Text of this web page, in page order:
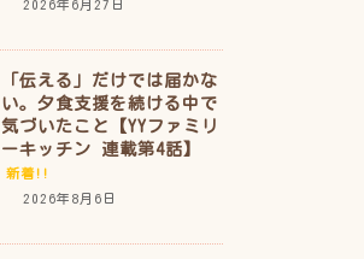
2026年6月27日
「伝える」だけでは届かな
い。夕食支援を続ける中で
気づいたこと【YYファミリ
ーキッチン 連載第4話】
新着!!
2026年8月6日